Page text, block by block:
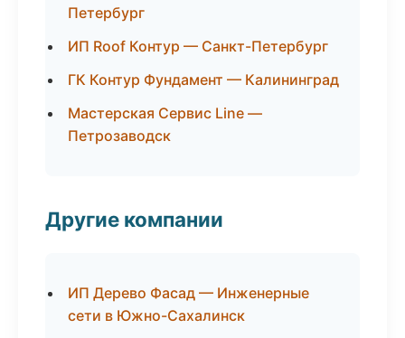
Петербург
ИП Roof Контур — Санкт-Петербург
ГК Контур Фундамент — Калининград
Мастерская Сервис Line —
Петрозаводск
Другие компании
ИП Дерево Фасад — Инженерные
сети в Южно-Сахалинск